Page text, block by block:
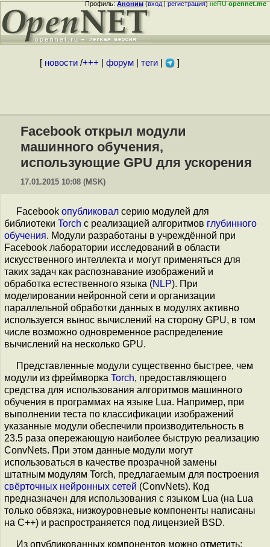
Профиль:Аноним(вход|регистрация)неRUopennet.me
[ новости/+++ форум| теги| ]
Facebook открыл модули
машинного обучения,
использующие GPU для ускорения
17.01.2015 10:08 (MSK)
Facebook опубликовал серию модулей для
библиотеки Torch с реализацией алгоритмов глубинного
обучения. Модули разработаны в учреждённой при
Facebook лаборатории исследований в области
искусственного интеллекта и могут применяться для
таких задач как распознавание изображений и
обработка естественного языка (NLP). При
моделировании нейронной сети и организации
параллельной обработки данных в модулях активно
используется вынос вычислений на сторону GPU, в том
числе возможно одновременное распределение
вычислений на несколько GPU.
Представленные модули существенно быстрее, чем
модули из фреймворка Torch, предоставляющего
средства для использования алгоритмов машинного
обучения в программах на языке Lua. Например, при
выполнении теста по классификации изображений
указанные модули обеспечили производительность в
23.5 раза опережающую наиболее быструю реализацию
ConvNets. При этом данные модули могут
использоваться в качестве прозрачной замены
штатным модулям Torch, предлагаемым для построения
cвёрточных нейронных сетей (ConvNets). Код
предназначен для использования с языком Lua (на Lua
только обвязка, низкоуровневые компоненты написаны
на С++) и распространяется под лицензией BSD.
Из опубликованных компонентов можно отметить: